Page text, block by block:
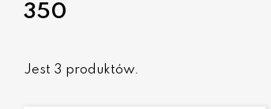
350
Jest 3 produktów.